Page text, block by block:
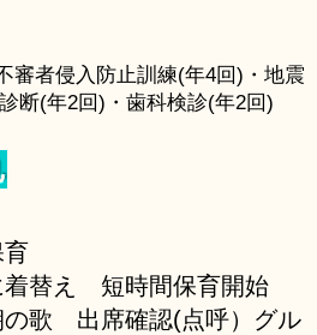
審者侵入防止訓練(年4回)・地震
断(年2回)・歯科検診(年2回)
替え 短時間保育開始
歌 出席確認(点呼）グル